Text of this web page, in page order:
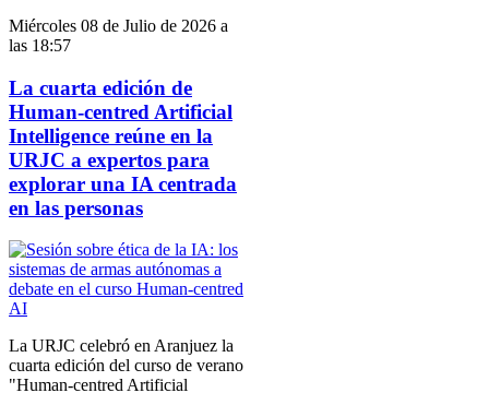
Miércoles 08 de Julio de 2026 a
las 18:57
La cuarta edición de
Human-centred Artificial
Intelligence reúne en la
URJC a expertos para
explorar una IA centrada
en las personas
La URJC celebró en Aranjuez la
cuarta edición del curso de verano
"Human-centred Artificial